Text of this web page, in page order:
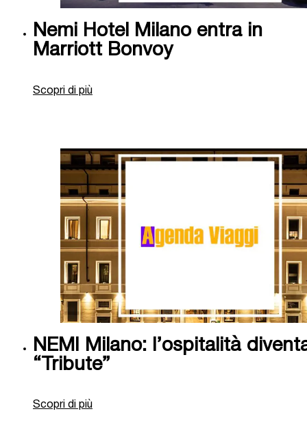
Nemi Hotel Milano entra in
Marriott Bonvoy
Scopri di più
NEMI Milano: l’ospitalità
“Tribute”
Scopri di più